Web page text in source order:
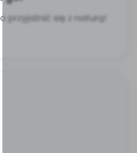
przyjaźnić się z naturą!